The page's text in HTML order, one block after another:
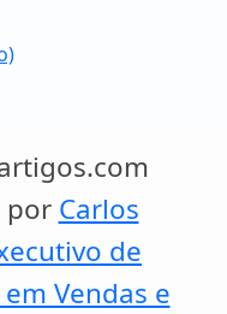
por Carlos
de
Vendas e